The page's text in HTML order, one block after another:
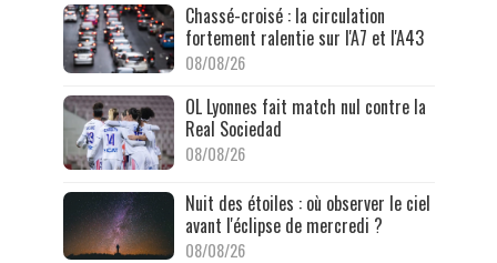
Chassé-croisé : la circulation
fortement ralentie sur l'A7 et l'A43
08/08/26
OL Lyonnes fait match nul contre la
Real Sociedad
08/08/26
Nuit des étoiles : où observer le ciel
avant l'éclipse de mercredi ?
08/08/26